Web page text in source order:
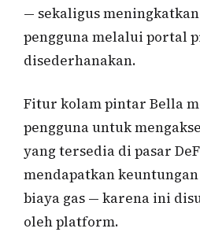
— sekaligus
pengguna melalui portal
disederhanakan.
Fitur kolam pintar Bella
pengguna untuk
yang tersedia di pasar
mendapatkan
biaya gas — karena ini
oleh platform.